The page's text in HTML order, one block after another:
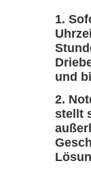
und
stellt